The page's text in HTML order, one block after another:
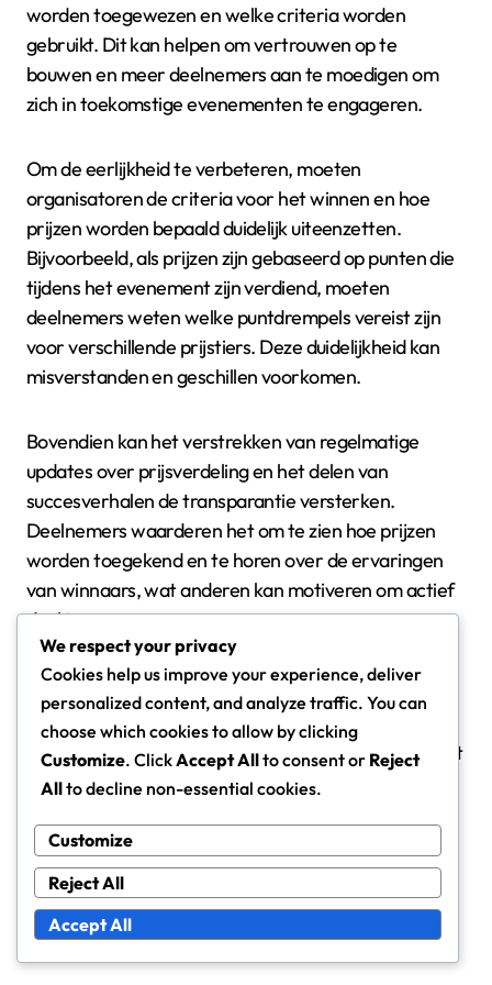
worden toegewezen en welke criteria worden
gebruikt. Dit kan helpen om vertrouwen op te
bouwen en meer deelnemers aan te moedigen om
zich in toekomstige evenementen te engageren.
Om de eerlijkheid te verbeteren, moeten
organisatoren de criteria voor het winnen en hoe
prijzen worden bepaald duidelijk uiteenzetten.
Bijvoorbeeld, als prijzen zijn gebaseerd op punten die
tijdens het evenement zijn verdiend, moeten
deelnemers weten welke puntdrempels vereist zijn
voor verschillende prijstiers. Deze duidelijkheid kan
misverstanden en geschillen voorkomen.
Bovendien kan het verstrekken van regelmatige
updates over prijsverdeling en het delen van
succesverhalen de transparantie versterken.
Deelnemers waarderen het om te zien hoe prijzen
worden toegekend en te horen over de ervaringen
van winnaars, wat anderen kan motiveren om actief
deel te nemen.
Duidelijkheid van het claimproces
Een duidelijk claimproces is essentieel om ervoor te
zorgen dat winnaars gemakkelijk toegang hebben tot
hun prijzen. Deelnemers moeten geïnformeerd
hun beloningen te claimen, inclusief eventuele
deadlines of vereiste documentatie. Een eenvoudig
proces minimaliseert verwarring en verbetert de
algehele ervaring.
We respect your privacy
Cookies help us improve your experience, deliver
personalized content, and analyze traffic. You can
choose which cookies to allow by clicking
Customize. ClickAccept Allto consent or Reject
Allto decline non-essential cookies.
Customize
Reject All
Accept All